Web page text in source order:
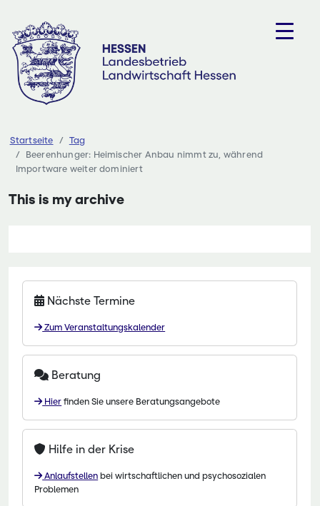
Inhalt
springen
Startseite
Tag
Beerenhunger: Heimischer Anbau nimmt zu, während
Importware weiter dominiert
This is my archive
Nächste Termine
Zum Veranstaltungskalender
Beratung
Hier finden Sie unsere Beratungsangebote
Hilfe in der Krise
Anlaufstellen bei wirtschaftlichen und psychosozialen
Problemen